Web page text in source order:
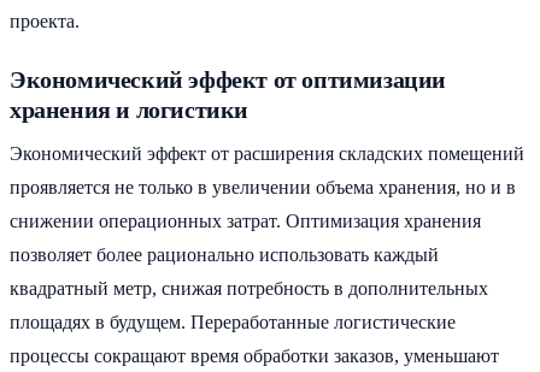
проекта.
Экономический эффект от оптимизации
хранения и логистики
Экономический эффект от расширения складских помещений
проявляется не только в увеличении объема хранения, но и в
снижении операционных затрат. Оптимизация хранения
позволяет более рационально использовать каждый
квадратный метр, снижая потребность в дополнительных
площадях в будущем. Переработанные логистические
процессы сокращают время обработки заказов, уменьшают